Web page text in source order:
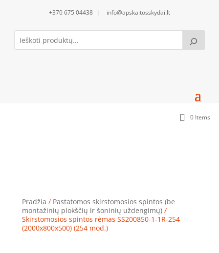
+370 675 04438 | info@apskaitosskydai.lt
0 Items
Pradžia / Pastatomos skirstomosios spintos (be
montažinių plokščių ir šoninių uždengimų)/
Skirstomosios spintos rėmas SS200850-1-1R-254
(2000x800x500) (254 mod.)